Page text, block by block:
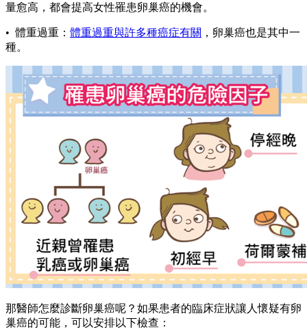
量愈高，都會提高女性罹患卵巢癌的機會。
• 體重過重： 體重過重與許多種癌症有關 ，卵巢癌也是其中一
種。
那醫師怎麼診斷卵巢癌呢？如果患者的臨床症狀讓人懷疑有卵
巢癌的可能，可以安排以下檢查：